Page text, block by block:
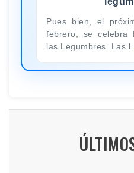
Pues bien, el
febrero, se celebra
las Legumbres. Las l